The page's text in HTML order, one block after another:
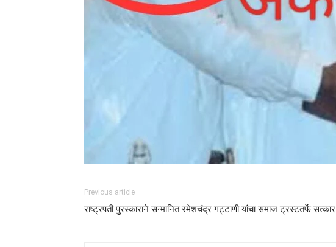
Previous article
राष्ट्रपती पुरस्काराने सन्मानित रमेशचंद्र गट्टाणी यांचा समाज ट्रस्टतर्फे सत्कार